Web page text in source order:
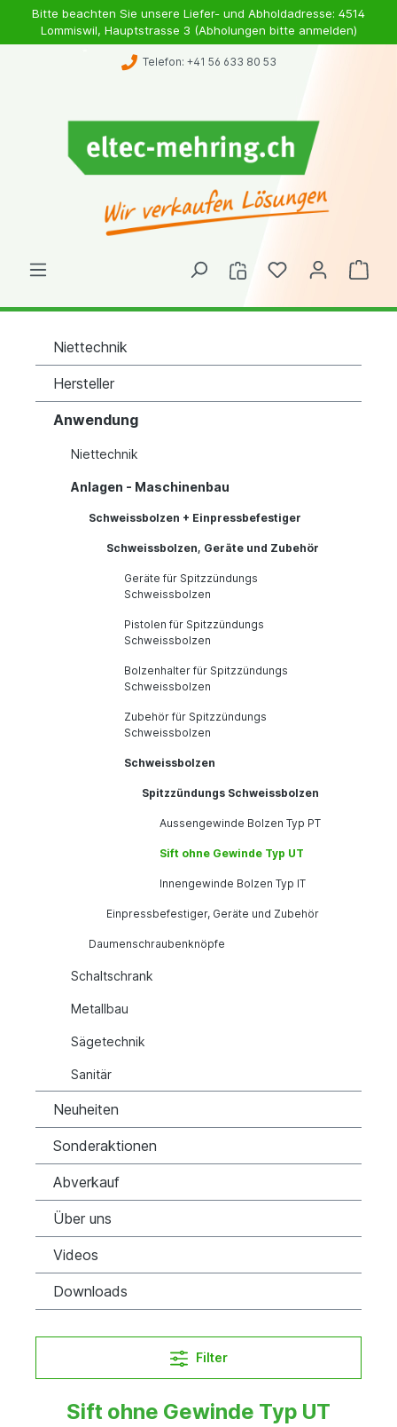
Bitte beachten Sie unsere Liefer- und Abholdadresse: 4514
Lommiswil, Hauptstrasse 3 (Abholungen bitte anmelden)
Telefon: +41 56 633 80 53
Niettechnik
Hersteller
Anwendung
Niettechnik
Anlagen - Maschinenbau
Schweissbolzen + Einpressbefestiger
Schweissbolzen, Geräte und Zubehör
Geräte für Spitzzündungs
Schweissbolzen
Pistolen für Spitzzündungs
Schweissbolzen
Bolzenhalter für Spitzzündungs
Schweissbolzen
Zubehör für Spitzzündungs
Schweissbolzen
Schweissbolzen
Spitzzündungs Schweissbolzen
Aussengewinde Bolzen Typ PT
Sift ohne Gewinde Typ UT
Innengewinde Bolzen Typ IT
Einpressbefestiger, Geräte und Zubehör
Daumenschraubenknöpfe
Schaltschrank
Metallbau
Sägetechnik
Sanitär
Neuheiten
Sonderaktionen
Abverkauf
Über uns
Videos
Downloads
Filter
Sift ohne Gewinde Typ UT